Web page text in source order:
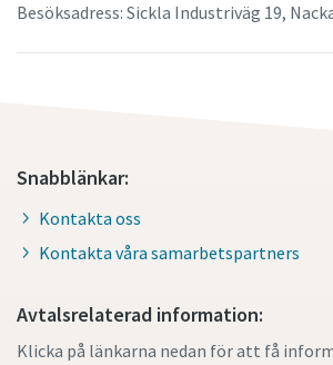
Besöksadress: Sickla Industriväg 19,
Snabblänkar:
Kontakta oss
Kontakta våra samarbetspartners
Avtalsrelaterad information:
Klicka på länkarna nedan för att få